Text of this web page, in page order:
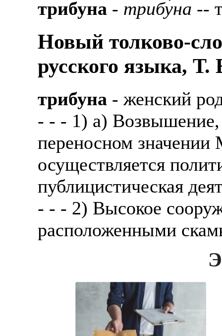
трибуна - трибу́на --
Новый толково-
русского языка,
трибуна - женский
- - - 1) а) Возвышение,
переносном значении
осуществляется
публицистическая
- - - 2) Высокое
расположенными